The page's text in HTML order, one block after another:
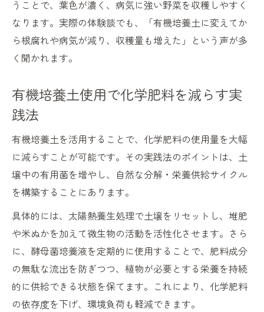
うことで、葉色が濃く、病気に強い野菜を収穫しやすく
なります。実際の体験談でも、「有機培養土に変えてか
ら根腐れや病気が減り、収穫量も増えた」という声が多
く聞かれます。
有機培養土使用で化学肥料を減らす実
践法
有機培養土を活用することで、化学肥料の使用量を大幅
に減らすことが可能です。その実践法のポイントは、土
壌中の有用菌を増やし、自然な分解・栄養供給サイクル
を構築することにあります。
具体的には、太陽熱養生処理で土壌をリセットし、堆肥
や米ぬかを加えて微生物の活動を活性化させます。さら
に、酵母菌培養液を定期的に使用することで、肥料成分
の無駄な流出を防ぎつつ、植物が必要とする栄養を持続
的に供給できる状態を保てます。これにより、化学肥料
の依存度を下げ、環境負荷も軽減できます。